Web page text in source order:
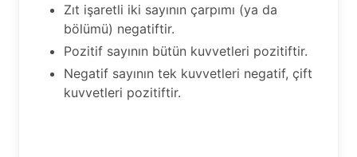
Zıt işaretli iki sayının çarpımı (ya da
bölümü) negatiftir.
Pozitif sayının bütün kuvvetleri pozitiftir.
Negatif sayının tek kuvvetleri negatif, çift
kuvvetleri pozitiftir.